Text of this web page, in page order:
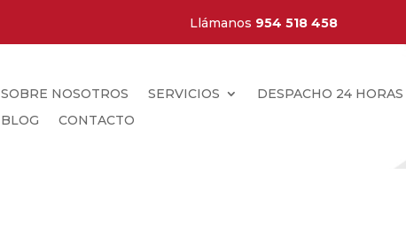
Llámanos 954 518 458
SOBRE NOSOTROS SERVICIOS
DESPACHO 24 HORAS
BLOG
CONTACTO